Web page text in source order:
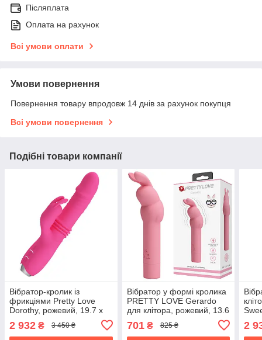
Післяплата
Оплата на рахунок
Всі умови оплати
Умови повернення
Повернення товару впродовж 14 днів за рахунок покупця
Всі умови повернення
Подібні товари компанії
Вібратор-кролик із
фрикціями Pretty Love
Dorothy, рожевий, 19.7 х
2 932 ₴ 3 450 ₴
Вібратор у формі кролика
PRETTY LOVE Gerardo
для клітора, рожевий, 13.6
701₴ 825 ₴ 2